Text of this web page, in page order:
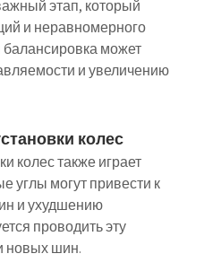
этап, который
и неравномерного
может
и увеличению
колес
колес также играет
углы могут привести к
и ухудшению
проводить эту
новых шин.